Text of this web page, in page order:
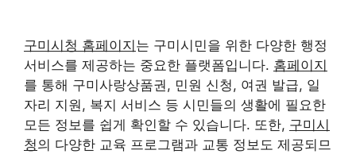
구미시청 홈페이지 는 구미시민을 위한 다양한 행정
서비스를 제공하는 중요한 플랫폼입니다. 홈페이지
를 통해 구미사랑상품권, 민원 신청, 여권 발급, 일
자리 지원, 복지 서비스 등 시민들의 생활에 필요한
모든 정보를 쉽게 확인할 수 있습니다. 또한, 구미시
청의 다양한 교육 프로그램과 교통 정보도 제공되므